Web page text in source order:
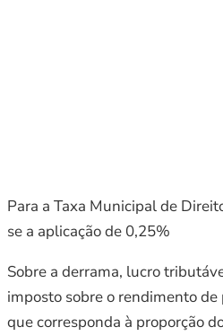
Para a Taxa Municipal de
se a aplicação de 0,25%
Sobre a derrama, lucro
imposto sobre o rendimento de
que corresponda à proporção